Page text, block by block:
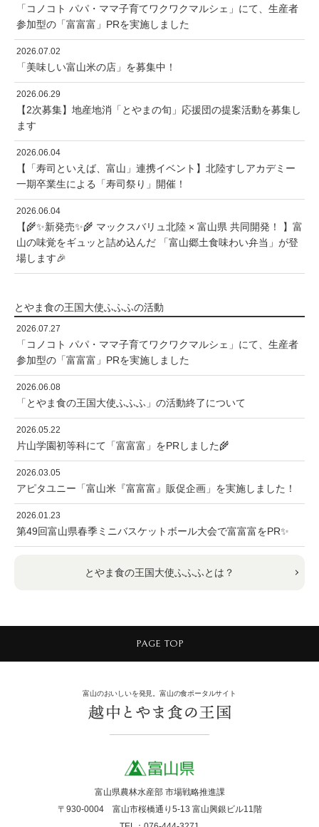
「コノコト パパ・ママ子育てワクワクマルシェ」にて、生産者
参加型の「富富富」PRを実施しました
2026.07.02
「美味しい富山米の店」を募集中！
2026.06.29
【2次募集】地産地消「とやまの旬」応援団の提案活動を募集し
ます
2026.06.04
【「寿司といえば、富山」連携イベント】北陸すしアカデミー
一期卒業生による「寿司祭り」開催！
2026.06.04
【🌾✨新発売✨🌾 マックスバリュ北陸 × 富山県 共同開発！ 】富
山の味覚をギュッと詰め込んだ 「富山郷土食味わい弁当」が登
場します🎉
とやま食の王国大使ふふふの活動
2026.07.27
「コノコト パパ・ママ子育てワクワクマルシェ」にて、生産者
参加型の「富富富」PRを実施しました
2026.06.08
「とやま食の王国大使ふふふ」の活動終了について
2026.05.22
片山学園初等科にて「富富富」をPRしました🌾
2026.03.05
アピタユニー「富山米『富富富』販促企画」を実施しました！
2026.01.23
第49回富山県春季ミニバスケットボール大会で富富富をPR✨
とやま食の王国大使ふふふとは？
PAGE TOP
富山のおいしいを発見。富山の食ポータルサイト
富山県農林水産部 市場戦略推進課
〒930-0004 富山市桜橋通り5-13 富山興銀ビル11階